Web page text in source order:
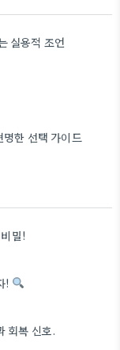
실용적 조언
한 선택 가이드
밀!
!
회복 신호.